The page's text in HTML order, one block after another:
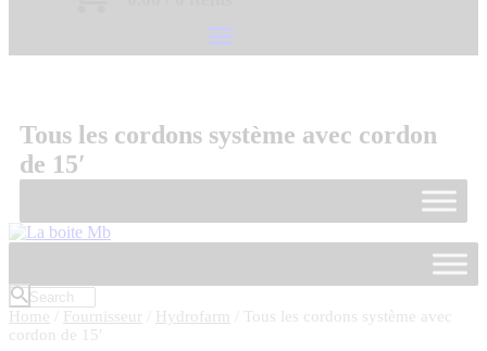
Tous les cordons système avec cordon
de 15′
Home Fournisseur Hydrofarm
/ Tous les cordons système avec
cordon de 15′